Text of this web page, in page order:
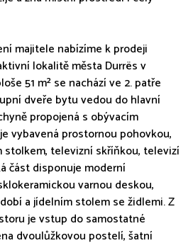
majitele nabízíme k prodeji
lokalitě města Durrës v
51 m² se nachází ve 2. patře
dveře bytu vedou do hlavní
propojená s obývacím
vybavená prostornou pohovkou,
televizní skříňkou, televizí
část disponuje moderní
varnou deskou,
a jídelním stolem se židlemi. Z
je vstup do samostatné
dvoulůžkovou postelí, šatní